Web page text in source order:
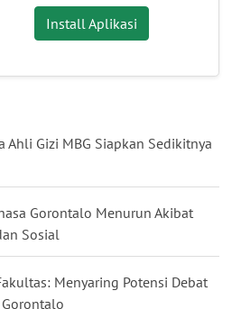
Install Aplikasi
Gizi MBG Siapkan Sedikitnya
Gorontalo Menurun Akibat
Sosial
Menyaring Potensi Debat